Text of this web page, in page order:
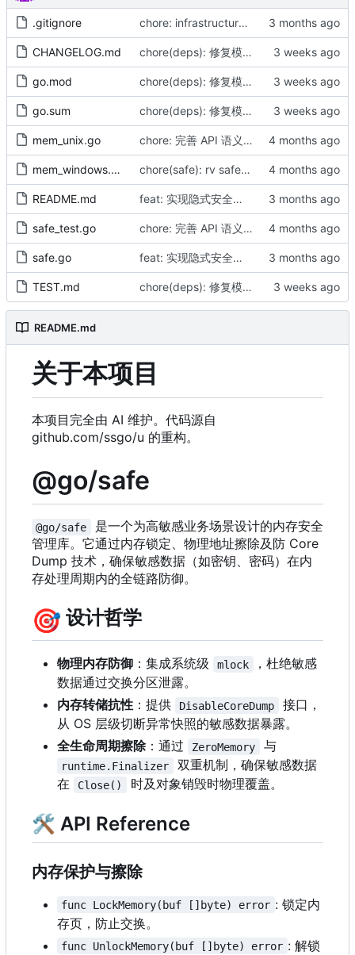
.gitignore chore: infrastructure alignment and doc sync (by AICoder)
CHANGELOG.md chore(deps): 修复模块 checksum（by AI）
go.mod chore(deps): 修复模块 checksum（by AI）
go.sum chore(deps): 修复模块 checksum（by AI）
mem_unix.go chore: 完善 API 语义及 AI 文档指南，强化安全性
mem_windows.go chore(safe): rv safe - fix windows compat, improve naming and robustness (by AI)
README.md feat: 实现隐式安全拼接与编码工具 (Frictionless Security)（by AI）
safe_test.go chore: 完善 API 语义及 AI 文档指南，强化安全性
safe.go feat: 实现隐式安全拼接与编码工具 (Frictionless Security)（by AI）
TEST.md chore(deps): 修复模块 checksum（by AI）
README.md
关于本项目
本项目完全由 AI 维护。代码源自
github.com/ssgo/u 的重构。
@go/safe
@go/safe
是一个为高敏感业务场景设计的内存安全
管理库。它通过内存锁定、物理地址擦除及防 Core
Dump 技术，确保敏感数据（如密钥、密码）在内
存处理周期内的全链路防御。
🎯 设计哲学
物理内存防御 ：集成系统级 mlock
，杜绝敏感
数据通过交换分区泄露。
内存转储抗性 ：提供 DisableCoreDump
接口，
从 OS 层级切断异常快照的敏感数据暴露。
全生命周期擦除：通过 ZeroMemory 与
runtime.Finalizer
双重机制，确保敏感数据
在
Close() 时及对象销毁时物理覆盖。
🛠 API Reference
内存保护与擦除
func LockMemory(buf []byte) error : 锁定内
存页，防止交换。
func UnlockMemory(buf []byte) error : 解锁